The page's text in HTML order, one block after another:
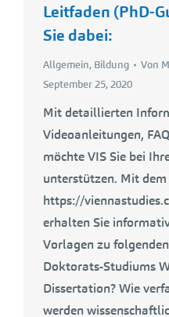
Leitfaden (PhD-
Sie dabei:
Allgemein, Bildung Von
September 25, 2020
Mit detaillierten
Videoanleitungen,
möchte VIS Sie bei
unterstützen. Mit
https://
erhalten Sie
Vorlagen zu
Doktorats-Studiums
Dissertation? Wie
werden